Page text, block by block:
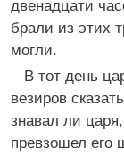
двенадцати
брали из этих
могли.
В тот день
везиров
знавал ли
превзошел его